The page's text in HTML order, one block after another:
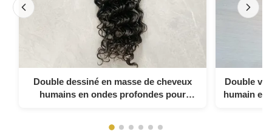
Double dessiné en masse de cheveux
humains en ondes profondes pour
Double
humain en